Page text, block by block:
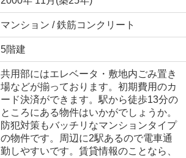
マンション / 鉄筋コンクリート
5階建
共用部にはエレベータ・敷地内ごみ置き
場などが揃っております。初期費用のカ
ード決済ができます。駅から徒歩13分の
ところにある物件はいかがでしょうか。
防犯対策もバッチリなマンションタイプ
の物件です。周辺に2駅あるので電車通
勤しやすいです。賃貸情報のことなら、